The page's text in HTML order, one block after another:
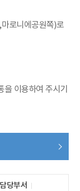
로니에공원쪽)로
이용하여 주시기
담당부서